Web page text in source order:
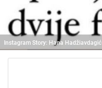
Instagram Story: Hana Hadžiavdagić